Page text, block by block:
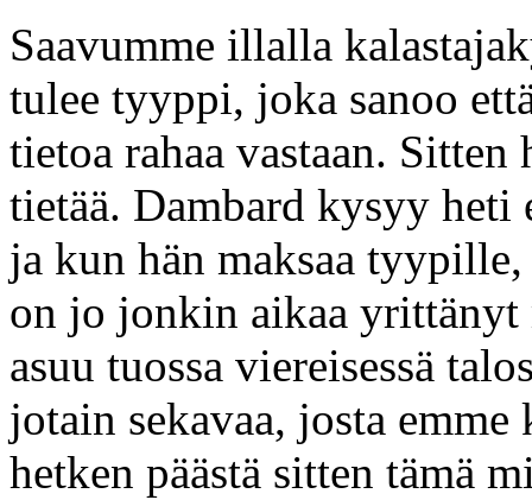
Saavumme illalla
tulee tyyppi, joka sanoo
tietoa rahaa vastaan.
tietää. Dambard kysyy heti
ja kun hän maksaa
on jo jonkin aikaa yrittänyt
asuu tuossa viereisessä
jotain sekavaa, josta
hetken päästä sitten tämä